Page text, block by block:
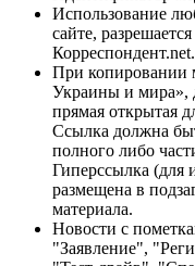
Использование
сайте,
Корреспондент.net.
При копировании
Украины и мира»,
прямая открытая
Ссылка должна
полного либо
Гиперссылка (для
размещена в
материала.
Новости с
"Заявление",